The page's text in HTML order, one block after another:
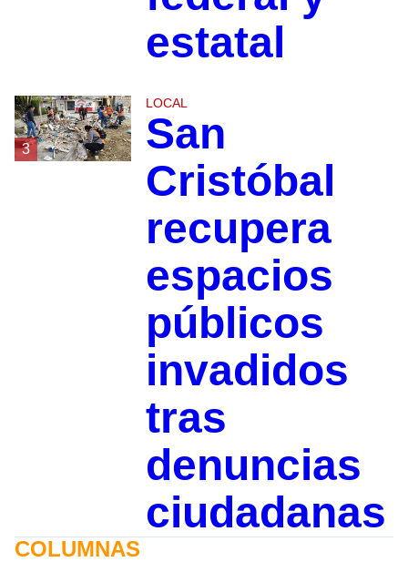
estatal
3
LOCAL
San
Cristóbal
recupera
espacios
públicos
invadidos
tras
denuncias
ciudadanas
COLUMNAS